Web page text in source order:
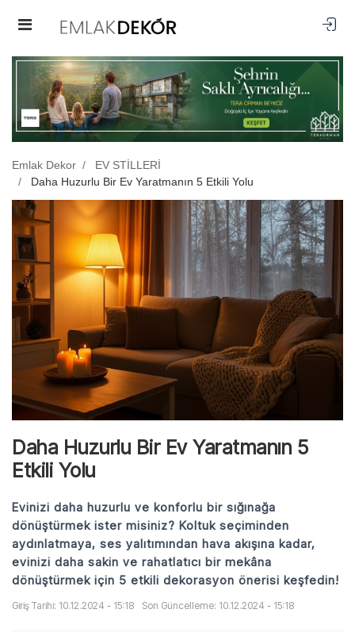
Emlak Dekor
EV STİLLERİ
Daha Huzurlu Bir Ev Yaratmanın 5 Etkili Yolu
Daha Huzurlu Bir Ev Yaratmanın 5
Etkili Yolu
Evinizi daha huzurlu ve konforlu bir sığınağa
dönüştürmek ister misiniz? Koltuk seçiminden
aydınlatmaya, ses yalıtımından hava akışına kadar,
evinizi daha sakin ve rahatlatıcı bir mekâna
dönüştürmek için 5 etkili dekorasyon önerisi keşfedin!
Giriş Tarihi: 10.12.2024 - 15:18 Son Güncelleme: 10.12.2024 - 15:18